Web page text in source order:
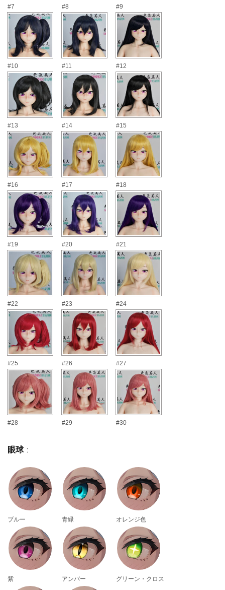
#7 #8 #9
#10 #11 #12
#13 #14 #15
#16 #17 #18
#19 #20 #21
#22 #23 #24
#25 #26 #27
#28 #29 #30
眼球 :
ブルー 青緑 オレンジ色
紫 アンバー グリーン・クロス